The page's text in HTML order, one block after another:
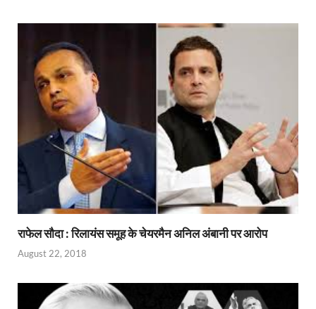
राफेल सौदा : रिलायंस समूह के चेयरमैन अनिल अंबानी पर आरोप
August 22, 2018